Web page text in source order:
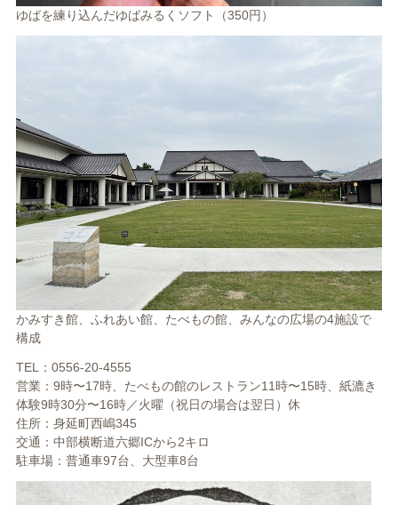
ゆばを練り込んだゆばみるくソフト（350円）
かみすき館、ふれあい館、たべもの館、みんなの広場の4施設で
構成
TEL：0556-20-4555
営業：9時〜17時、たべもの館のレストラン11時〜15時、紙漉き
体験9時30分〜16時／火曜（祝日の場合は翌日）休
住所：身延町西嶋345
交通：中部横断道六郷ICから2キロ
駐車場：普通車97台、大型車8台